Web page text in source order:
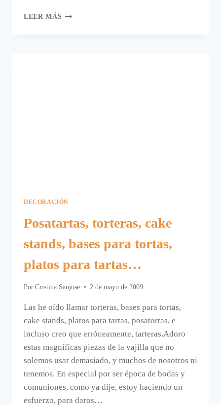
LEER MÁS EN
DECORACIÓN
Posatartas, torteras, cake
stands, bases para tortas,
platos para tartas…
Por Cristina Sanjose 2 de mayo de 2009
Las he oído llamar torteras, bases para tortas,
cake stands, platos para tartas, posatortas, e
incluso creo que erróneamente, tarteras.Adoro
estas magníficas piezas de la vajilla que no
solemos usar demasiado, y muchos de nosotros ni
tenemos. En especial por ser época de bodas y
comuniones, como ya dije, estoy haciendo un
esfuerzo, para daros…